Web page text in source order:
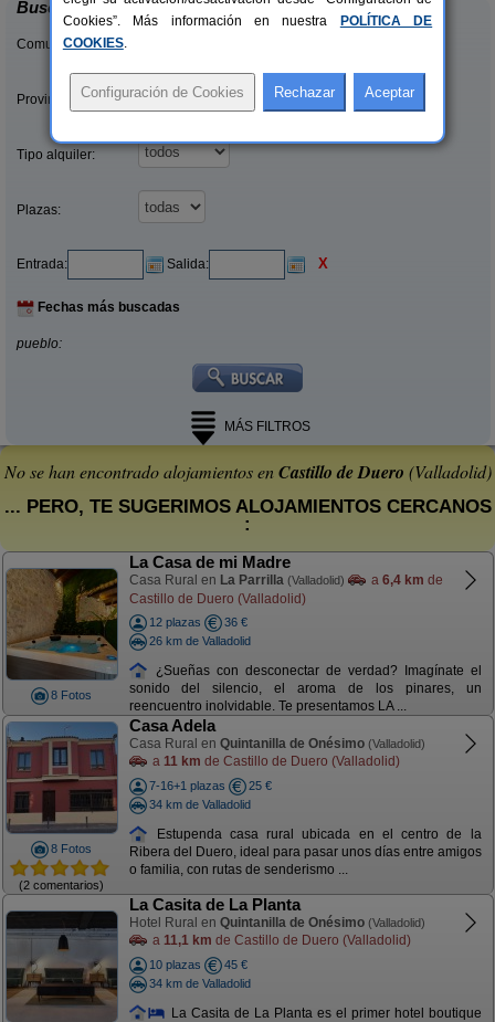
Buscar
Comunidades:
Provincias/Islas:
Tipo alquiler:
Plazas:
Entrada: Salida: X
Fechas más buscadas
pueblo:
MÁS FILTROS
No se han encontrado alojamientos enCastillo de Duero (Valladolid)
... PERO, TE SUGERIMOS ALOJAMIENTOS CERCANOS
:
8 Fotos
La Casa de mi Madre
Casa Rural en La Parrilla (Valladolid) a 6,4 km de
Castillo de Duero (Valladolid)
12 plazas
36 €
26 km de Valladolid
¿Sueñas con desconectar de verdad? Imagínate el
sonido del silencio, el aroma de los pinares, un
reencuentro inolvidable. Te presentamos LA ...
8 Fotos
(2 comentarios)
Casa Adela
Casa Rural en Quintanilla de Onésimo (Valladolid)
a 11 km de Castillo de Duero (Valladolid)
7-16+1 plazas
25 €
34 km de Valladolid
Estupenda casa rural ubicada en el centro de la
Ribera del Duero, ideal para pasar unos días entre amigos
o familia, con rutas de senderismo ...
La Casita de La Planta
Hotel Rural en Quintanilla de Onésimo (Valladolid)
a 11,1 km de Castillo de Duero (Valladolid)
10 plazas
45 €
34 km de Valladolid
La Casita de La Planta es el primer hotel boutique
Cookies”. Más información en nuestra
POLÍTICA DE
COOKIES.